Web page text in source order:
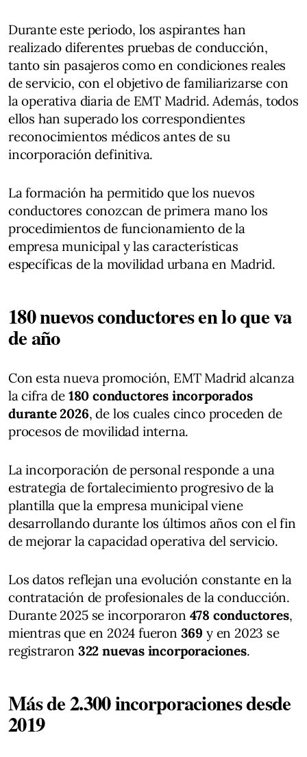
Durante este periodo, los aspirantes han
realizado diferentes pruebas de conducción,
tanto sin pasajeros como en condiciones reales
de servicio, con el objetivo de familiarizarse con
la operativa diaria de EMT Madrid. Además, todos
ellos han superado los correspondientes
reconocimientos médicos antes de su
incorporación definitiva.
La formación ha permitido que los nuevos
conductores conozcan de primera mano los
procedimientos de funcionamiento de la
empresa municipal y las características
específicas de la movilidad urbana en Madrid.
180 nuevos conductores en lo que va
de año
Con esta nueva promoción, EMT Madrid alcanza
la cifra de 180 conductores incorporados
durante 2026, de los cuales cinco proceden de
procesos de movilidad interna.
La incorporación de personal responde a una
estrategia de fortalecimiento progresivo de la
plantilla que la empresa municipal viene
desarrollando durante los últimos años con el fin
de mejorar la capacidad operativa del servicio.
Los datos reflejan una evolución constante en la
contratación de profesionales de la conducción.
Durante 2025 se incorporaron 478 conductores,
mientras que en 2024 fueron 369 y en 2023 se
registraron 322 nuevas incorporaciones.
Más de 2.300 incorporaciones desde
2019